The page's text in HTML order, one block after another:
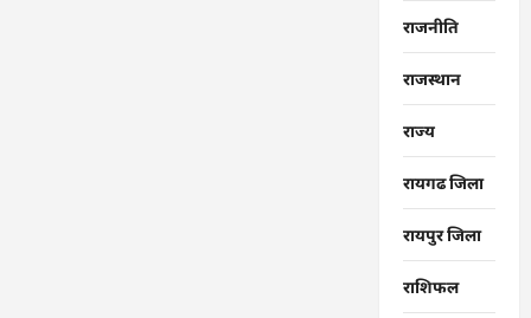
राजनीति
राजस्थान
राज्‍य
रायगढ जिला
रायपुर जिला
राशिफल